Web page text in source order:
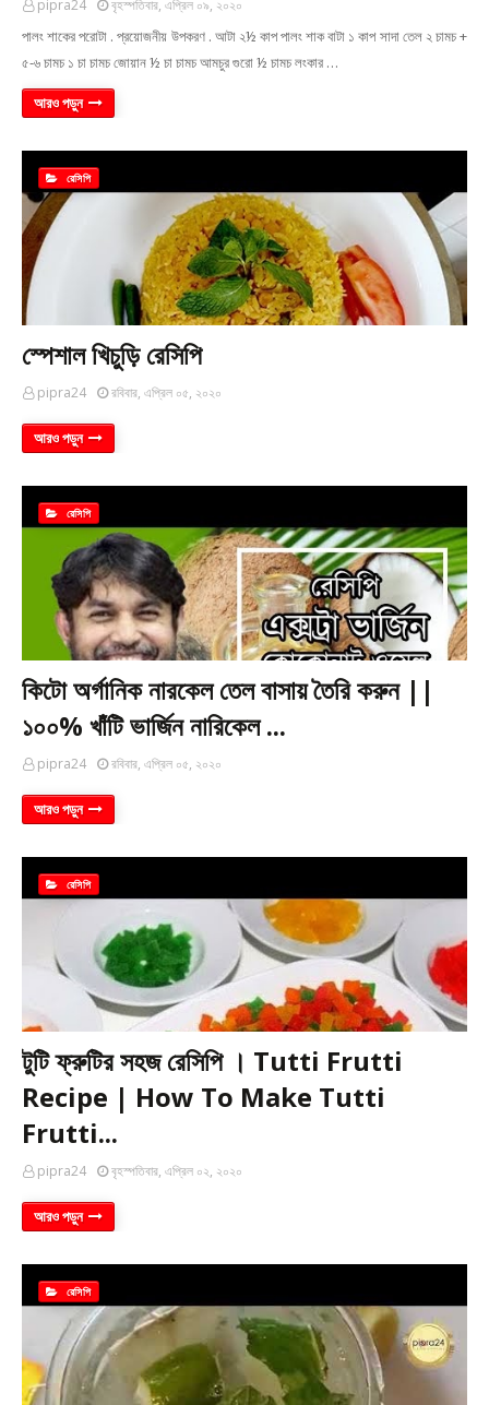
pipra24 বৃহস্পতিবার, এপ্রিল ০৯, ২০২০
পালং শাকের পরোটা . প্রয়োজনীয় উপকরণ . আটা ২½ কাপ পালং শাক বাটা ১ কাপ সাদা তেল ২ চামচ +
৫-৬ চামচ ১ চা চামচ জোয়ান ½ চা চামচ আমচুর গুরো ½ চামচ লংকার …
আরও পড়ুন
রেসিপি
স্পেশাল খিচুড়ি রেসিপি
pipra24 রবিবার, এপ্রিল ০৫, ২০২০
আরও পড়ুন
রেসিপি
কিটো অর্গানিক নারকেল তেল বাসায় তৈরি করুন ||
১০০% খাঁটি ভার্জিন নারিকেল ...
pipra24 রবিবার, এপ্রিল ০৫, ২০২০
আরও পড়ুন
রেসিপি
টুটি ফ্রুটির সহজ রেসিপি । Tutti Frutti
Recipe | How To Make Tutti
Frutti...
pipra24 বৃহস্পতিবার, এপ্রিল ০২, ২০২০
আরও পড়ুন
রেসিপি